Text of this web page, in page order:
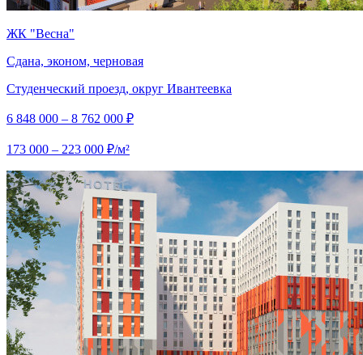
ЖК "Весна"
Сдана, эконом, черновая
Студенческий проезд, округ Ивантеевка
6 848 000 – 8 762 000 ₽
173 000 – 223 000 ₽/м²